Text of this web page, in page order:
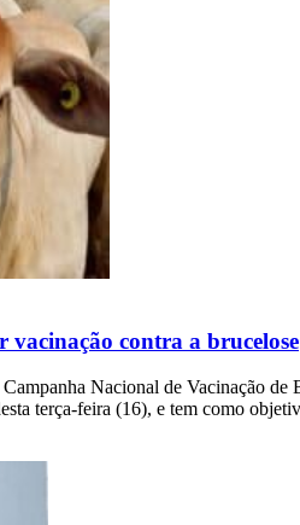
contra a brucelose
Nacional de Vacinação
terça-feira (16), e tem como